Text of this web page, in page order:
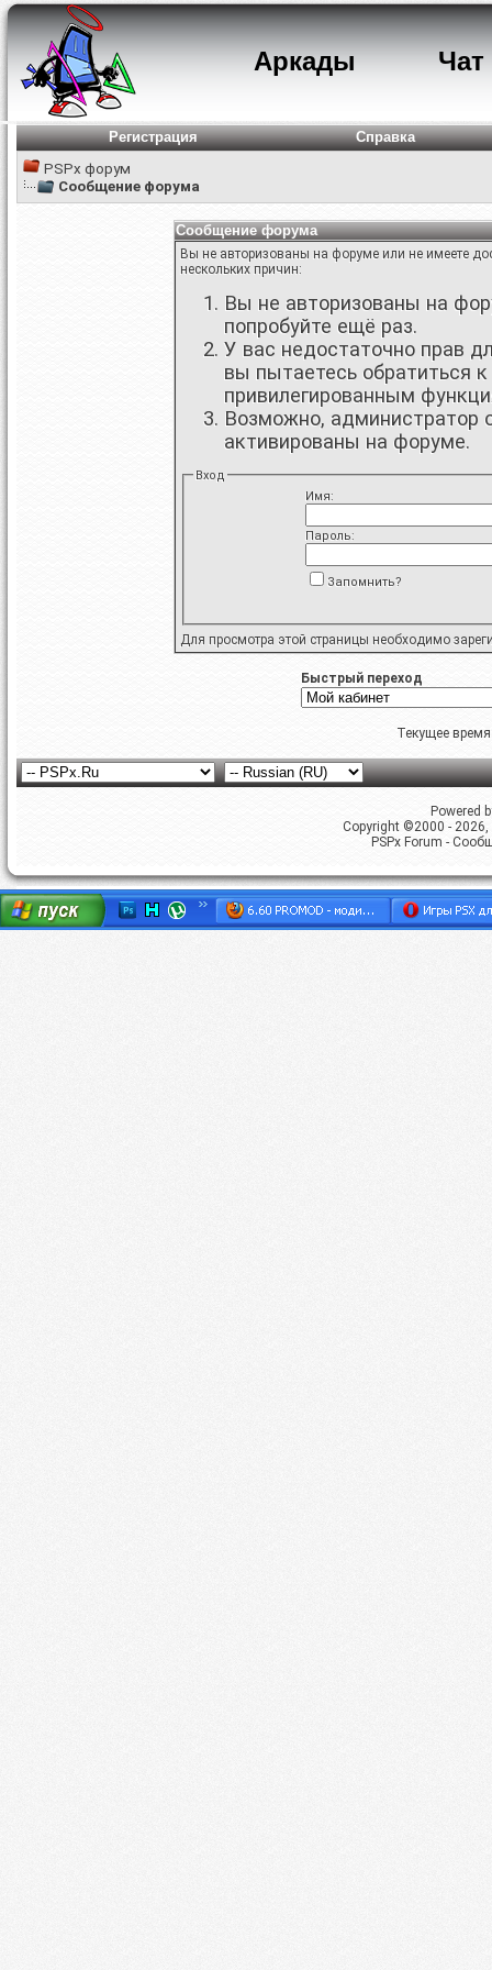
Аркады Чат
Регистрация
Справка
PSPx форум
Сообщение форума
Сообщение форума
Вы не авторизованы на форуме или не имеете
нескольких причин:
Вы не авторизованы на
попробуйте ещё раз.
У вас недостаточно прав
вы пытаетесь обратиться
привилегированным
Возможно, администратор
активированы на форуме.
Вход
Имя:
Пароль:
Запомнить?
Для просмотра этой страницы необходимо
Быстрый переход
Текущее
Powered
Copyright ©2000 -
PSPx Forum -